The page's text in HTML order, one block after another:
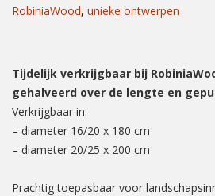
RobiniaWood, unieke ontwerpen
Tijdelijk verkrijgbaar bij
gehalveerd over de lengte en
Verkrijgbaar in:
– diameter 16/20 x 180 cm
– diameter 20/25 x 200 cm
Prachtig toepasbaar voor